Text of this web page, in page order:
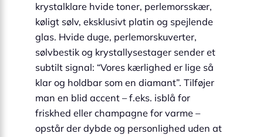
krystalklare hvide toner, perlemorsskær,
køligt sølv, eksklusivt platin og spejlende
glas. Hvide duge, perlemorskuverter,
sølvbestik og krystallysestager sender et
subtilt signal: “Vores kærlighed er lige så
klar og holdbar som en diamant”. Tilføjer
man en blid accent – f.eks. isblå for
friskhed eller champagne for varme –
opstår der dybde og personlighed uden at